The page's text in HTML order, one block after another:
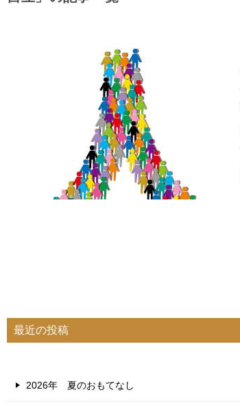
最近の投稿
2026年 夏のおもてなし